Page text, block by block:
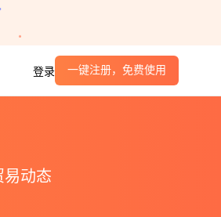
登录 一键注册，免费使用
易动态